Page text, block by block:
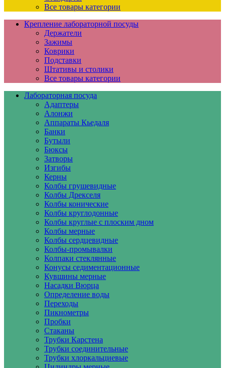
Все товары категории
Крепление лабораторной посуды
Держатели
Зажимы
Коврики
Подставки
Штативы и столики
Все товары категории
Лабораторная посуда
Адаптеры
Алонжи
Аппараты Кьедаля
Банки
Бутыли
Бюксы
Затворы
Изгибы
Керны
Колбы грушевидные
Колбы Дрекселя
Колбы конические
Колбы круглодонные
Колбы круглые с плоским дном
Колбы мерные
Колбы сердцевидные
Колбы-промывалки
Колпаки стеклянные
Конусы седиментационные
Кувшины мерные
Насадки Вюрца
Определение воды
Переходы
Пикнометры
Пробки
Стаканы
Трубки Карстена
Трубки соединительные
Трубки хлоркальциевые